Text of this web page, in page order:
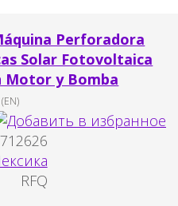
Perforadora
Solar Fotovoltaica
Motor y Bomba
(EN)
RFQ